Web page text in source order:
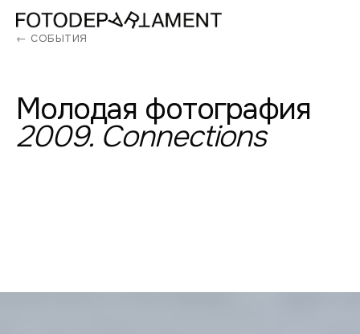
← СОБЫТИЯ
Молодая фотография
2009. Connections